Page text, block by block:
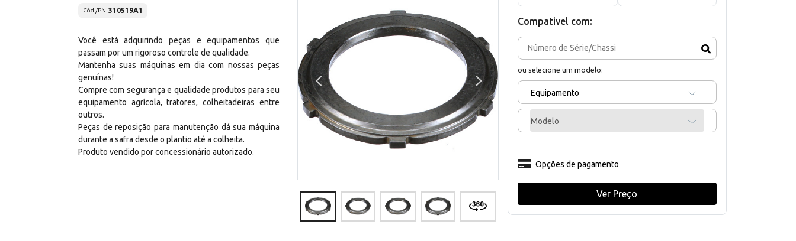
Cód./PN 310519A1
Você está adquirindo peças e equipamentos que
passam por um rigoroso controle de qualidade.
Mantenha suas máquinas em dia com nossas peças
genuínas!
Compre com segurança e qualidade produtos para seu
equipamento agrícola, tratores, colheitadeiras entre
outros.
Peças de reposição para manutenção dá sua máquina
durante a safra desde o plantio até a colheita.
Produto vendido por concessionário autorizado.
Compativel com:
ou selecione um modelo:
Equipamento
Modelo
Opções de pagamento
Ver Preço